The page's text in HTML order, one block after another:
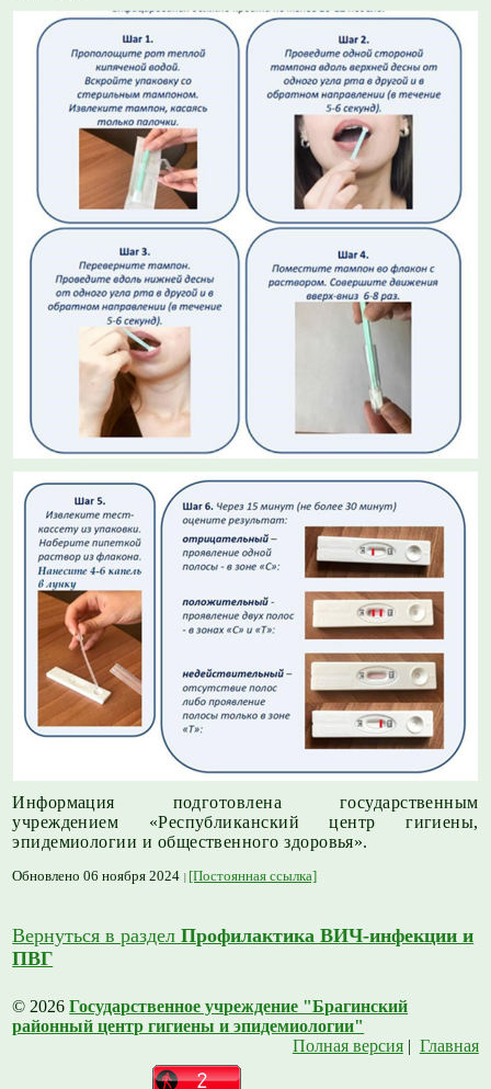
Информация подготовлена государственным
учреждением «Республиканский центр гигиены,
эпидемиологии и общественного здоровья».
Обновлено 06 ноября 2024 [Постоянная ссылка]
Вернуться в разделПрофилактика ВИЧ-инфекции и
ПВГ
© 2026Государственное учреждение "Брагинский
районный центр гигиены и эпидемиологии"
Полная версия| Главная